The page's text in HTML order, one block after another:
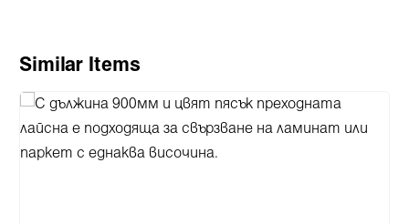
Пропуснете продуктовата галерия
Similar Items